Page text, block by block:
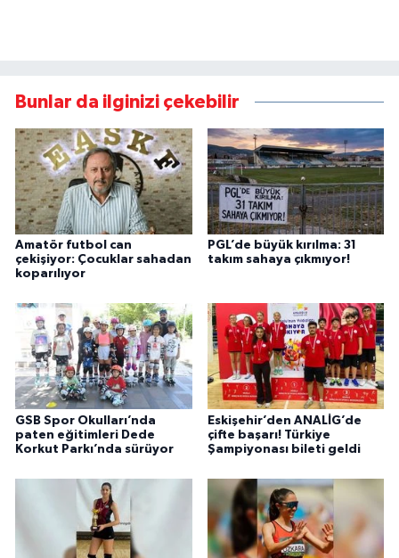
Bunlar da ilginizi çekebilir
Amatör futbol can
çekişiyor: Çocuklar sahadan
koparılıyor
PGL’de büyük kırılma: 31
takım sahaya çıkmıyor!
GSB Spor Okulları’nda
paten eğitimleri Dede
Korkut Parkı’nda sürüyor
Eskişehir’den ANALİG’de
çifte başarı! Türkiye
Şampiyonası bileti geldi